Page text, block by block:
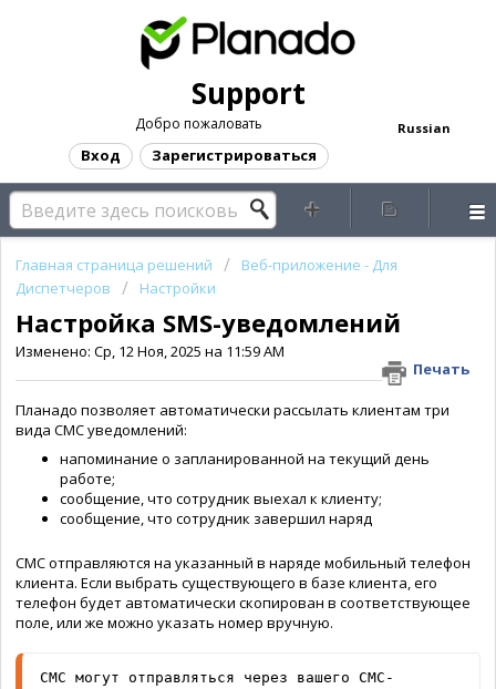
Support
Russian
Добро пожаловать
Вход Зарегистрироваться
Главная страница решений
Веб-приложение - Для
Диспетчеров
Настройки
Настройка SMS-уведомлений
Печать
Изменено: Ср, 12 Ноя, 2025 на 11:59 AM
Планадо позволяет автоматически рассылать клиентам три
вида СМС уведомлений:
напоминание о запланированной на текущий день
работе;
сообщение, что сотрудник выехал к клиенту;
сообщение, что сотрудник завершил наряд
СМС отправляются на указанный в наряде мобильный телефон
клиента. Если выбрать существующего в базе клиента, его
телефон будет автоматически скопирован в соответствующее
поле, или же можно указать номер вручную.
СМС могут отправляться через вашего СМС-